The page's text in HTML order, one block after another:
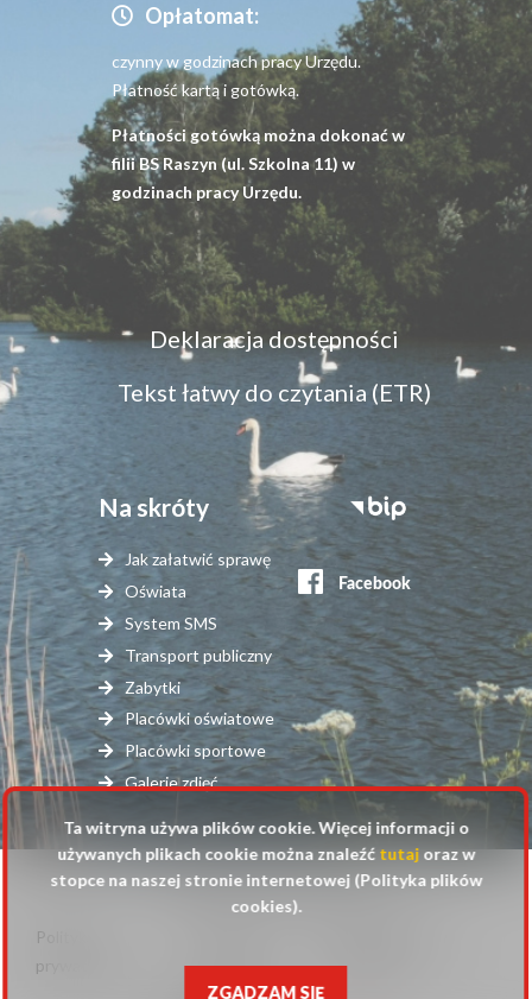
Opłatomat:
czynny w godzinach pracy Urzędu.
Płatność kartą i gotówką.
Płatności gotówką można dokonać w
filii BS Raszyn (ul. Szkolna 11) w
godzinach pracy Urzędu.
Menu
dostępność
Deklaracja dostępności
Tekst łatwy do czytania (ETR)
Na skróty
Jak załatwić sprawę
Oświata
System SMS
Transport publiczny
Zabytki
Placówki oświatowe
Placówki sportowe
Galerie zdjęć
Stopka
serwisy
zewnętrzne
© 2025 Urząd Gminy Raszyn
Stopka
Polityka
prywatności
strony
cookies
Ta witryna używa plików cookie. Więcej informacji o
używanych plikach cookie można znaleźć tutajoraz w
stopce na naszej stronie internetowej (Polityka plików
cookies).
ZGADZAM SIĘ